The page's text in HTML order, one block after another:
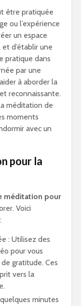
être pratiquée
ou l’expérience
un espace
d’établir une
pratique dans
par une
à aborder la
reconnaissante.
méditation de
moments
avec un
pour la
méditation pour
Voici
: Utilisez des
pour vous
gratitude. Ces
vers la
minutes